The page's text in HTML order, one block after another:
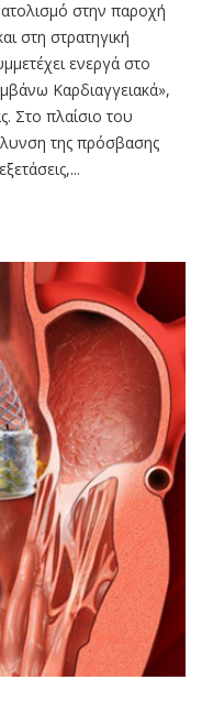
στην παροχή
στη στρατηγική
ενεργά στο
Καρδιαγγειακά»,
Στο πλαίσιο του
της πρόσβασης